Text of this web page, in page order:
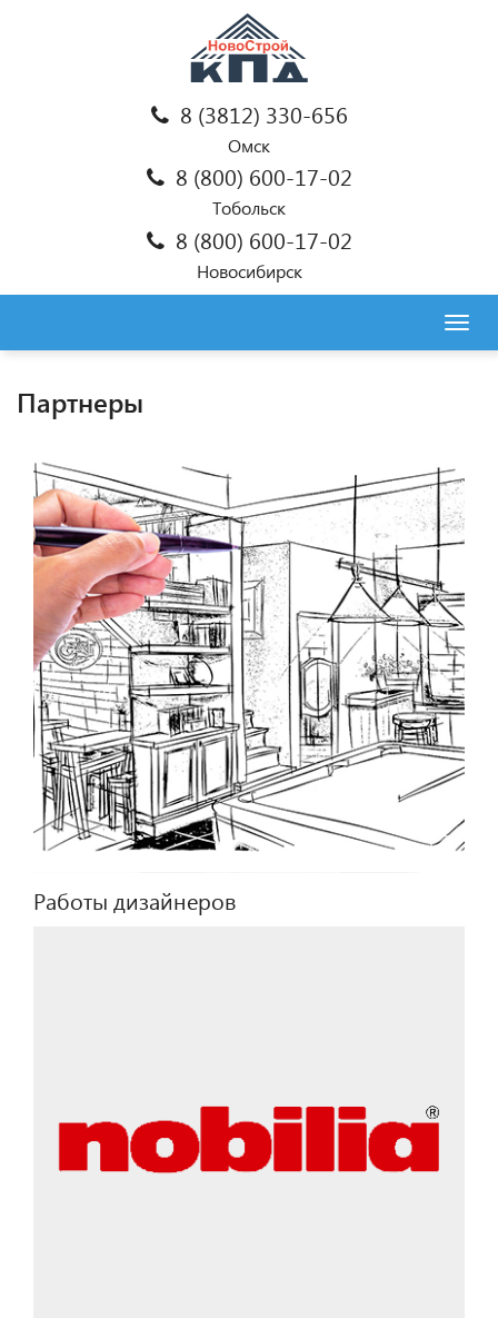
8 (3812) 330-656
Омск
8 (800) 600-17-02
Тобольск
8 (800) 600-17-02
Новосибирск
Партнеры
Работы дизайнеров